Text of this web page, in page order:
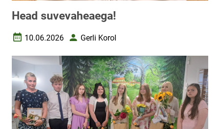
Head suvevaheaega!
Loomise kuupäev
10.06.2026 AutorGerli Korol